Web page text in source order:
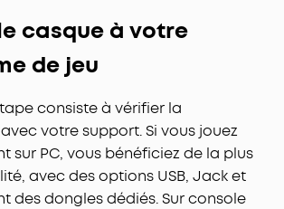
casque à votre
de jeu
consiste à vérifier la
votre support. Si vous jouez
sur PC, vous bénéficiez de la plus
avec des options USB, Jack et
des dongles dédiés. Sur console